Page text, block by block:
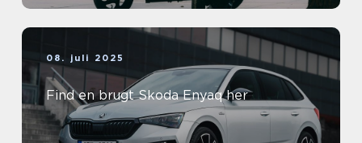
08. juli 2025
Find en brugt Skoda Enyaq her